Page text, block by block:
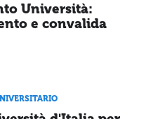
Università:
e convalida